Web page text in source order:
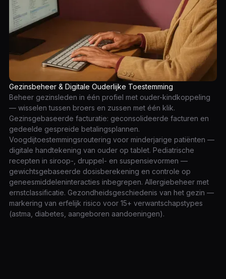
Gezinsbeheer & Digitale Ouderlijke Toestemming
Beheer gezinsleden in één profiel met ouder-kindkoppeling
— wisselen tussen broers en zussen met één klik.
Gezinsgebaseerde facturatie: geconsolideerde facturen en
gedeelde gespreide betalingsplannen.
Voogdijtoestemmingsroutering voor minderjarige patiënten —
digitale handtekening van ouder op tablet. Pediatrische
recepten in siroop-, druppel- en suspensievormen —
gewichtsgebaseerde dosisberekening en controle op
geneesmiddeleninteracties inbegrepen. Allergiebeheer met
ernstclassificatie. Gezondheidsgeschiedenis van het gezin —
markering van erfelijk risico voor 15+ verwantschapstypes
(astma, diabetes, aangeboren aandoeningen).